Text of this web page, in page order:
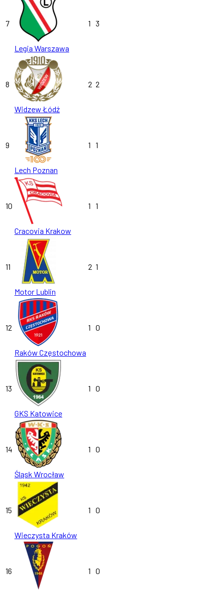
7
Legia Warszawa
1 3
8
Widzew Łódź
2 2
9
Lech Poznan
1 1
10
Cracovia Krakow
1 1
11
Motor Lublin
2 1
12
Raków Częstochowa
1 0
13
GKS Katowice
1 0
14
Śląsk Wrocław
1 0
15
Wieczysta Kraków
1 0
16 1 0